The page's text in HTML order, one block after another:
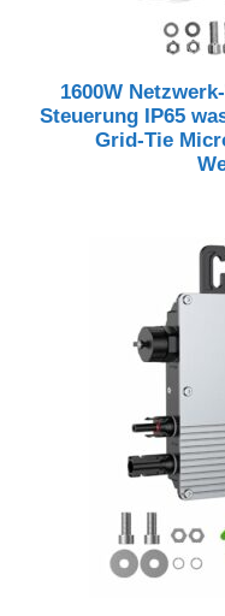
1600W
Steuerung IP65
Grid-Tie